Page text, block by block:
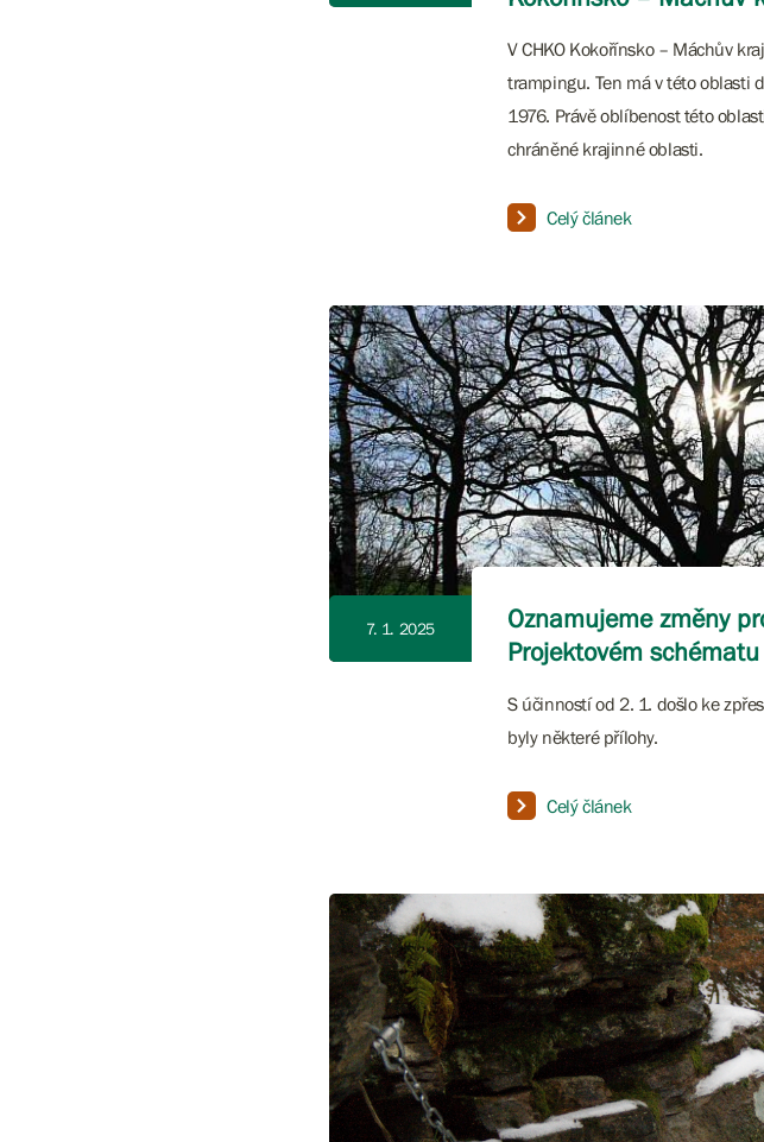
V CHKO Kokořínsko – Máchův
trampingu. Ten má v této oblasti
1976. Právě oblíbenost této
chráněné krajinné oblasti.
Celý článek
7. 1. 2025
Oznamujeme změny
Projektovém schématu
S účinností od 2. 1. došlo ke
byly některé přílohy.
Celý článek